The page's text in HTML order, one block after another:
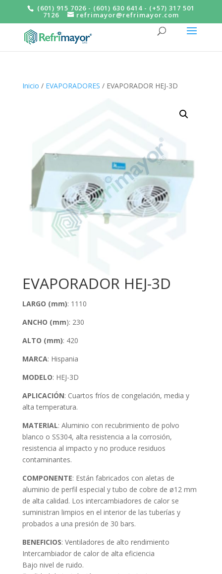
(601) 915 7026 - (601) 630 6414 - (+57) 317 501
7126 refrimayor@refrimayor.com
Inicio / EVAPORADORES / EVAPORADOR HEJ-3D
EVAPORADOR HEJ-3D
LARGO (mm): 1110
ANCHO (mm): 230
ALTO (mm): 420
MARCA: Hispania
MODELO: HEJ-3D
APLICACIÓN: Cuartos fríos de congelación, media y
alta temperatura.
MATERIAL: Aluminio con recubrimiento de polvo
blanco o SS304, alta resistencia a la corrosión,
resistencia al impacto y no produce residuos
contaminantes.
COMPONENTE: Están fabricados con aletas de
aluminio de perfil especial y tubo de cobre de ø12 mm
de alta calidad. Los intercambiadores de calor se
suministran limpios en el interior de las tuberías y
probados a una presión de 30 bars.
BENEFICIOS: Ventiladores de alto rendimiento
Intercambiador de calor de alta eficiencia
Bajo nivel de ruido.